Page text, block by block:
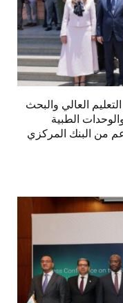
العالي والبحث
الطبية
من البنك المركزي